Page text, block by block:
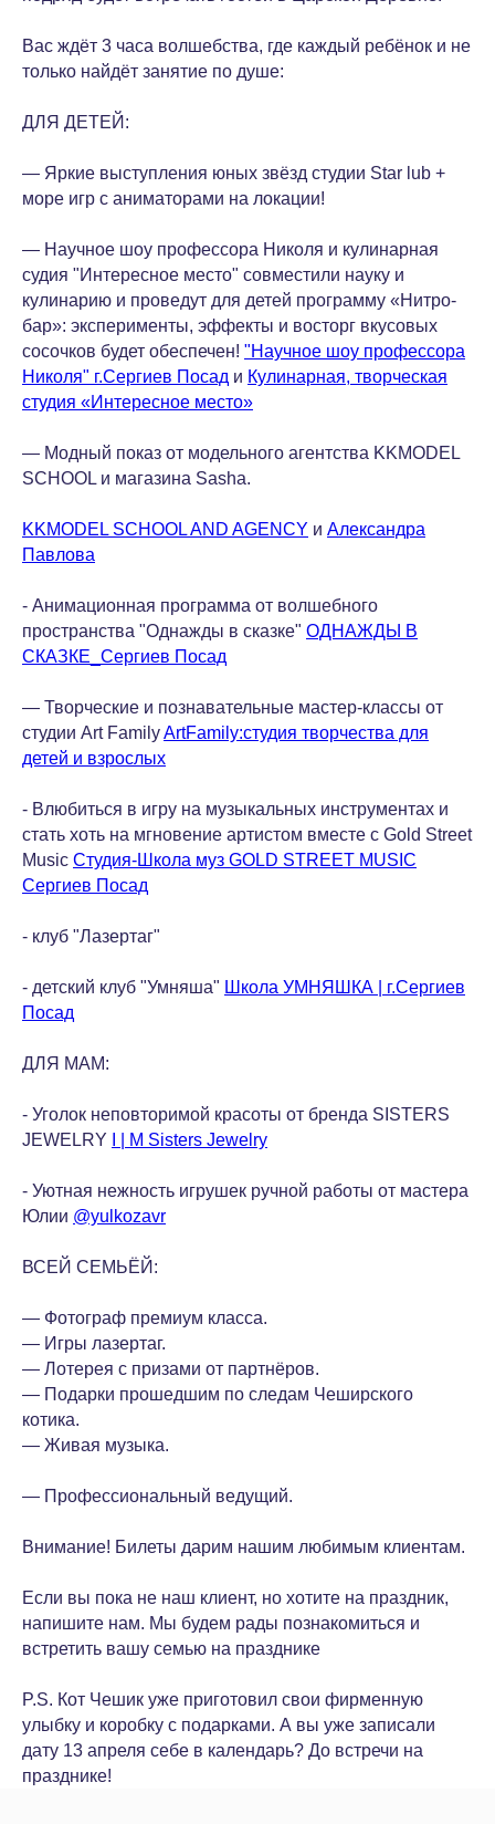
Вас ждёт 3 часа волшебства, где каждый ребёнок и не
только найдёт занятие по душе:
ДЛЯ ДЕТЕЙ:
— Яркие выступления юных звёзд студии Star lub +
море игр с аниматорами на локации!
— Научное шоу профессора Николя и кулинарная
судия "Интересное место" совместили науку и
кулинарию и проведут для детей программу «Нитро-
бар»: эксперименты, эффекты и восторг вкусовых
сосочков будет обеспечен! "Научное шоу профессора
Николя" г.Сергиев Посад и Кулинарная, творческая
студия «Интересное место»
— Модный показ от модельного агентства KKMODEL
SCHOOL и магазина Sasha.
KKMODEL SCHOOL AND AGENCY и Александра
Павлова
- Анимационная программа от волшебного
пространства "Однажды в сказке" ОДНАЖДЫ В
СКАЗКЕ_Сергиев Посад
— Творческие и познавательные мастер-классы от
студии Art FamilyArtFamily:студия творчества для
детей и взрослых
- Влюбиться в игру на музыкальных инструментах и
стать хоть на мгновение артистом вместе с Gold Street
Music Студия-Школа муз GOLD STREET MUSIC
Сергиев Посад
- клуб "Лазертаг"
- детский клуб "Умняша" Школа УМНЯШКА | г.Сергиев
Посад
ДЛЯ МАМ:
- Уголок неповторимой красоты от бренда SISTERS
JEWELRY
I | M Sisters Jewelry
- Уютная нежность игрушек ручной работы от мастера
Юлии @yulkozavr
ВСЕЙ СЕМЬЁЙ:
— Фотограф премиум класса.
— Игры лазертаг.
— Лотерея с призами от партнёров.
— Подарки прошедшим по следам Чеширского
котика.
— Живая музыка.
— Профессиональный ведущий.
Внимание! Билеты дарим нашим любимым клиентам.
Если вы пока не наш клиент, но хотите на праздник,
напишите нам. Мы будем рады познакомиться и
встретить вашу семью на празднике
P.S. Кот Чешик уже приготовил свои фирменную
улыбку и коробку с подарками. А вы уже записали
дату 13 апреля себе в календарь? До встречи на
празднике!